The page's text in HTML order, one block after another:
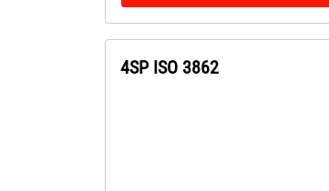
4SP ISO 3862